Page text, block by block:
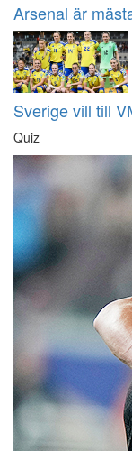
Arsenal är
Sverige vill till
Quiz